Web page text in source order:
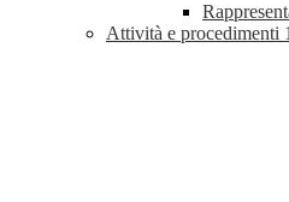
Attività e procedimenti 1